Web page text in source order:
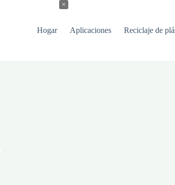
Hogar Aplicaciones Reciclaje de
×